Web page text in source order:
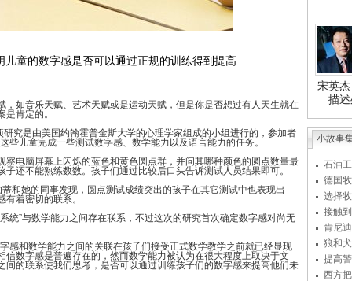
宋英
描
小故事
石油
德国
选择
接触
肯尼
狼和
提高
西方
童的数字感是否可以通过正规的训练得到提高
音乐天赋、艺术天赋或是运动天赋，但是你是否想过有人天生就在
肯定的。
是由美国约翰霍普金斯大学的心理学家组成的小组进行的，参加者
儿童完成一些测试数字感、数学能力以及语言能力的任务。
脑屏幕上闪烁的蓝色和黄色圆点群，并问其哪种颜色的圆点数量最
还不能熟练数数。孩子们通过比较后口头告诉测试人员结果即可。
她的同事发现，圆点测试成绩突出的孩子在其它测试中也表现出
着密切的联系。
”与数学能力之间存在联系，不过这次的研究首次确定数字感对尚无
和数学能力之间的关联在孩子们接受正式数学教学之前就已经显现
数字感是普遍存在的，然而数学能力被认为在很大程度上取决于文
的联系使我们思考，是否可以通过训练孩子们的数字感来提高他们未